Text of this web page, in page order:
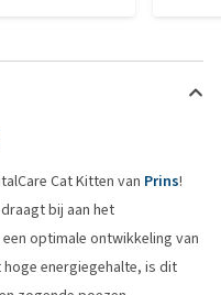
Cat Kitten van Prins!
bij aan het
optimale ontwikkeling van
energiegehalte, is dit